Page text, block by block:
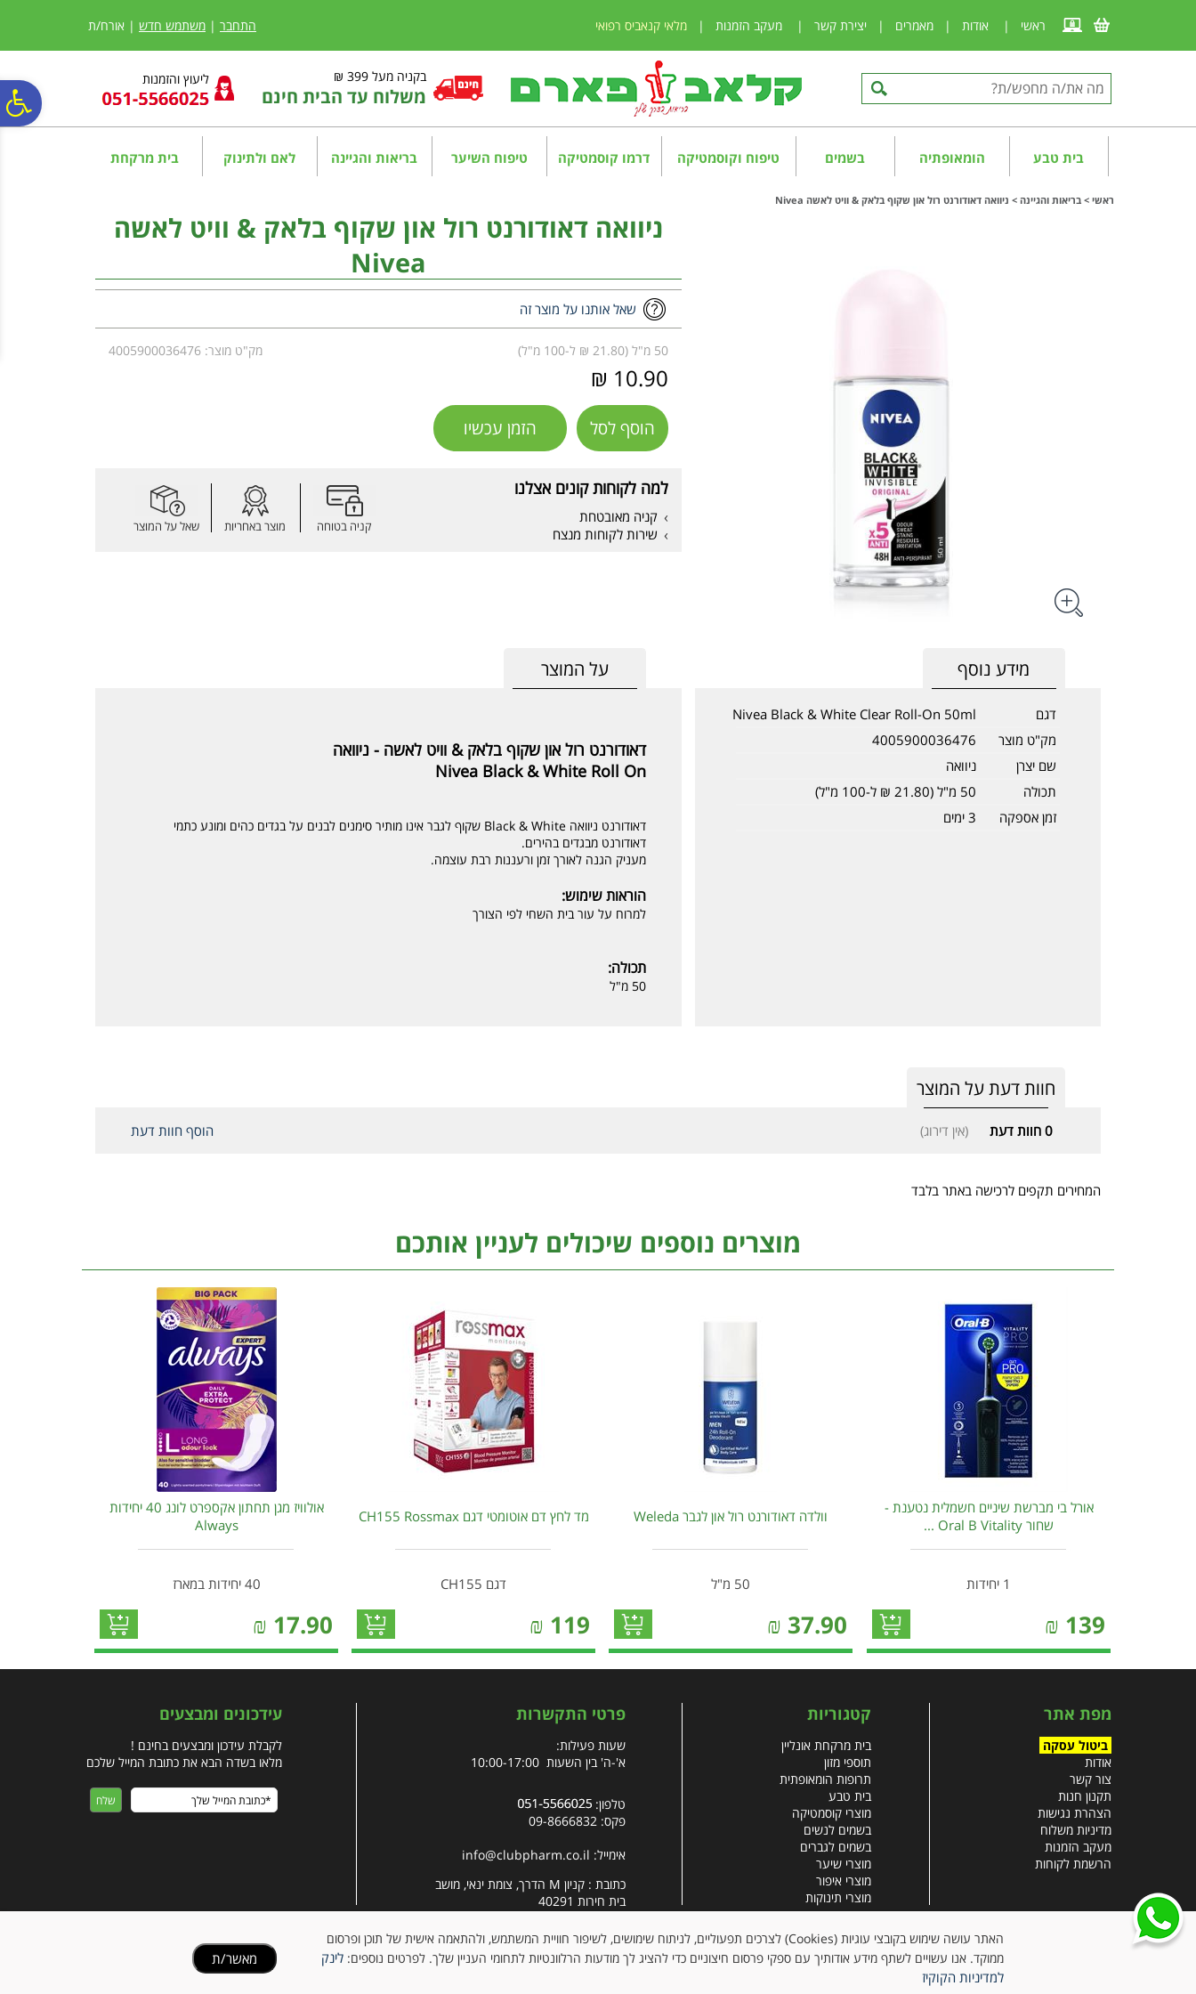
נגישות
אתר
המרכזי
ראשי | אודות | מאמרים | יצירת קשר | מעקב הזמנות | מלאי קנאביס רפואי התחבר | משתמש חדש | אורח/ת
בקניה מעל 399 ₪
משלוח עד הבית חינם
ליעוץ והזמנות
בית טבע הומאופתיה בשמים טיפוח וקוסמטיקה דרמו קוסמטיקה טיפוח השיער בריאות והגיינה לאם ולתינוק בית מרקחת
ראשי > בריאות והגיינה > ניוואה דאודורנט רול און שקוף בלאק & וויט לאשה Nivea
ניוואה דאודורנט רול און שקוף בלאק & וויט לאשה
Nivea
שאל אותנו על מוצר זה
50 מ"ל (21.80 ₪ ל-100 מ"ל) מק"ט מוצר: 4005900036476
10.90 ₪
הוסף לסל הזמן עכשיו
למה לקוחות קונים אצלנו
קניה מאובטחת
שירות לקוחות מנצח
קניה בטוחה מוצר באחריות שאל על המוצר
על המוצר
דאודורנט רול און שקוף בלאק & וויט לאשה - ניוואה
Nivea Black & White Roll On
דאודורנט ניוואה Black & White שקוף לגבר אינו מותיר סימנים לבנים על בגדים כהים ומונע כתמי
דאודורנט מבגדים בהירים.
מעניק הגנה לאורך זמן ורעננות רבת עוצמה.
הוראות שימוש:
למרוח על עור בית השחי לפי הצורך
תכולה:
50 מ"ל
מידע נוסף
דגם
Nivea Black & White Clear Roll-On 50ml
מק"ט מוצר
4005900036476
שם יצרן
ניוואה
תכולה
50 מ"ל (21.80 ₪ ל-100 מ"ל)
זמן אספקה
3 ימים
חוות דעת על המוצר
0 חוות דעת (אין דירוג) הוסף חוות דעת
המחירים תקפים לרכישה באתר בלבד
מוצרים נוספים שיכולים לעניין אותכם
אורל בי מברשת שיניים חשמלית נטענת -
שחור Oral B Vitality ...
1 יחידות
139
₪
וולדה דאודורנט רול און לגבר Weleda
50 מ"ל
37.90
₪
מד לחץ דם אוטומטי דגם CH155 Rossmax
דגם CH155
119
₪
אולוויז מגן תחתון אקספרט לונג 40 יחידות
Always
40 יחידות במארז
17.90
₪
מפת אתר
ביטול עסקה
אודות
צור קשר
תקנון חנות
הצהרת נגישות
מדיניות משלוח
מעקב הזמנות
הרשמת לקוחות
קטגוריות
בית מרקחת אונליין
תוספי מזון
תרופות הומאופתית
בית טבע
מוצרי קוסמטיקה
בשמים לנשים
בשמים לגברים
מוצרי שיער
מוצרי איפור
מוצרי תינוקות
צבעי שיער
עזרים רפואיים
פרטי התקשרות
שעות פעילות:
א'-ה' בין השעות 10:00-17:00
טלפון:
פקס: 09-8666832
אימייל: info@clubpharm.co.il
כתובת : קניון M הדרך, צומת ינאי, מושב
בית חירות 40291
עידכונים ומבצעים
לקבלת עידכון ומבצעים בחינם !
מלאו בשדה הבא את כתובת המייל שלכם
האתר עושה שימוש בקובצי עוגיות (Cookies) לצרכים תפעוליים, לניתוח שימושים, לשיפור חוויית המשתמש, ולהתאמה אישית של תוכן ופרסום
ממוקד. אנו עשויים לשתף מידע אודותיך עם ספקי פרסום חיצוניים כדי להציג לך מודעות הרלוונטיות לתחומי העניין שלך. לפרטים נוספים: לינק
למדיניות הקוקיז
מאשר/ת